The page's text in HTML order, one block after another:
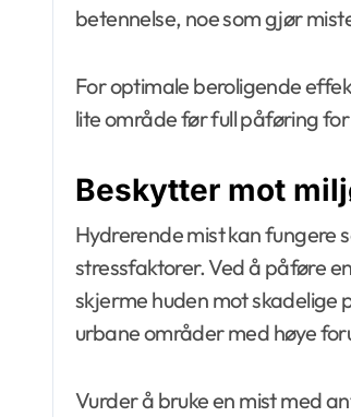
betennelse, noe som gjør
For optimale beroligende
lite område før full påføring
Beskytter mot
Hydrerende mist kan fungere
stressfaktorer. Ved å påføre
skjerme huden mot skadelige
urbane områder med høye
Vurder å bruke en mist med